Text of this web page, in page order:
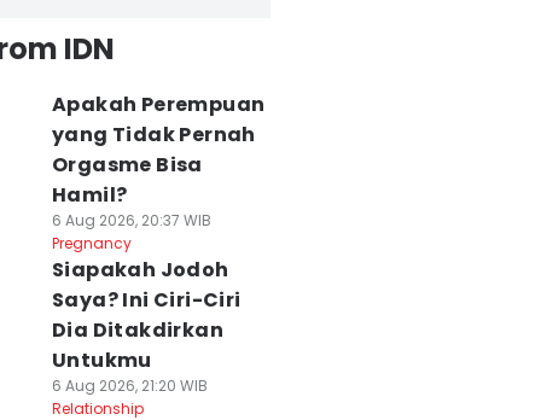
IDN
Apakah Perempuan
yang Tidak Pernah
Orgasme Bisa
Hamil?
6 Aug 2026, 20:37 WIB
Pregnancy
Siapakah Jodoh
Saya? Ini Ciri-Ciri
Dia Ditakdirkan
Untukmu
6 Aug 2026, 21:20 WIB
Relationship